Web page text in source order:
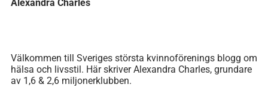
Alexandra Charles
Välkommen till Sveriges största kvinnoförenings blogg om
hälsa och livsstil. Här skriver Alexandra Charles, grundare
av 1,6 & 2,6 miljonerklubben.